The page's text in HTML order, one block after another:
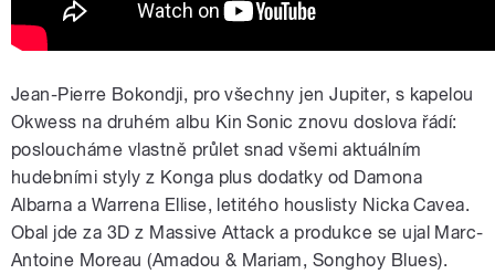
Jean-Pierre Bokondji, pro všechny jen Jupiter, s kapelou
Okwess na druhém albu Kin Sonic znovu doslova řádí:
posloucháme vlastně průlet snad všemi aktuálním
hudebními styly z Konga plus dodatky od Damona
Albarna a Warrena Ellise, letitého houslisty Nicka Cavea.
Obal jde za 3D z Massive Attack a produkce se ujal Marc-
Antoine Moreau (Amadou & Mariam, Songhoy Blues).